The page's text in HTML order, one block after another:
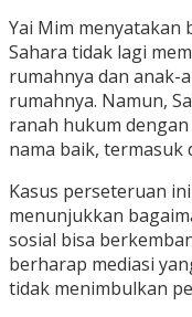
Yai Mim menyatakan
Sahara tidak lagi
rumahnya dan anak-
rumahnya. Namun,
ranah hukum
nama baik, termasuk
Kasus perseteruan
menunjukkan
sosial bisa
berharap mediasi
tidak menimbulkan